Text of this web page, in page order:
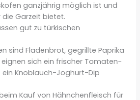
ganzjährig möglich ist und
Garzeit bietet.
gut zu türkischen
sind Fladenbrot, gegrillte Paprika
eignen sich ein frischer Tomaten-
ein Knoblauch-Joghurt-Dip
Kauf von Hähnchenfleisch für